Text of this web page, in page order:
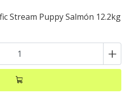
Stream Puppy Salmón 12.2kg
+